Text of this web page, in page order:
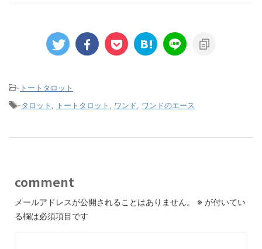
- トートタロット
-タロット トートタロット ワンド ワンドのエース
comment
メールアドレスが公開されることはありません。 ※ が付いてい
る欄は必須項目です